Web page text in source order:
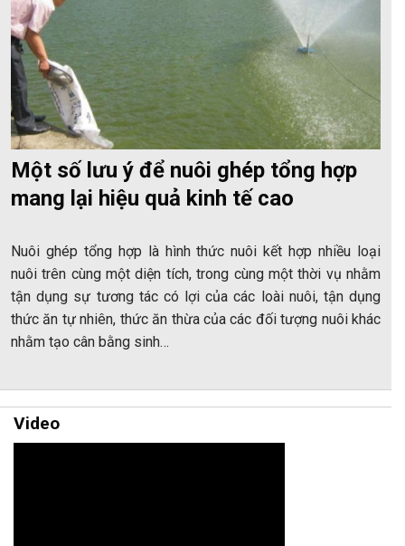
Một số lưu ý để nuôi ghép tổng hợp
mang lại hiệu quả kinh tế cao
Nuôi ghép tổng hợp là hình thức nuôi kết hợp nhiều loại
nuôi trên cùng một diện tích, trong cùng một thời vụ nhằm
tận dụng sự tương tác có lợi của các loài nuôi, tận dụng
thức ăn tự nhiên, thức ăn thừa của các đối tượng nuôi khác
nhằm tạo cân bằng sinh…
Video